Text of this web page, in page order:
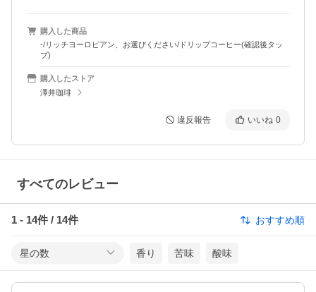
購入した商品
-/リッチヨーロピアン、お選びください/ドリップコーヒー(確認後タッ
プ)
購入したストア
澤井珈琲
違反報告 いいね 0
すべてのレビュー
1 - 14件 / 14件 おすすめ順
星の数 香り 苦味 酸味